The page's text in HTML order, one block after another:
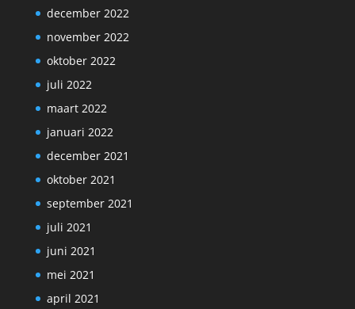
december 2022
november 2022
oktober 2022
juli 2022
maart 2022
januari 2022
december 2021
oktober 2021
september 2021
juli 2021
juni 2021
mei 2021
april 2021